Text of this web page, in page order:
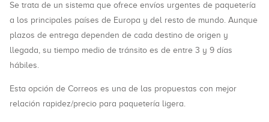
Se trata de un sistema que ofrece envíos urgentes de paquetería
a los principales países de Europa y del resto de mundo. Aunque
plazos de entrega dependen de cada destino de origen y
llegada, su tiempo medio de tránsito es de entre 3 y 9 días
hábiles.
Esta opción de Correos es una de las propuestas con mejor
relación rapidez/precio para paquetería ligera.